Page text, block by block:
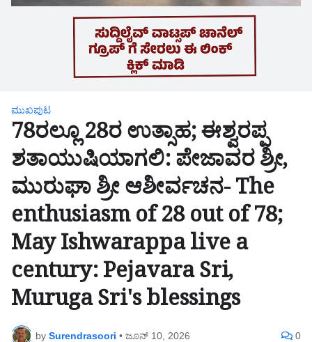
ಮುಖಪುಟ
78ರಲ್ಲೂ 28ರ ಉತ್ಸಾಹ; ಈಶ್ವರಪ್ಪ
ಶತಾಯುಷಿಯಾಗಲಿ: ಪೇಜಾವರ ಶ್ರೀ,
ಮುರುಘಾ ಶ್ರೀ ಆಶೀರ್ವಚನ- The
enthusiasm of 28 out of 78;
May Ishwarappa live a
century: Pejavara Sri,
Muruga Sri's blessings
by Surendrasoori • ಜೂನ್ 10, 2026 0